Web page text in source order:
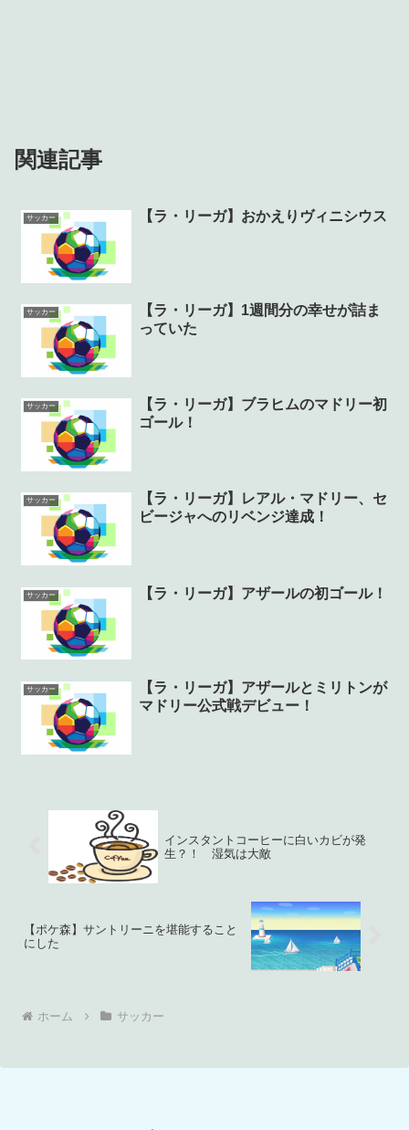
関連記事
サッカー 【ラ・リーガ】おかえりヴィニシウス
サッカー
【ラ・リーガ】1週間分の幸せが詰ま
っていた
サッカー
【ラ・リーガ】ブラヒムのマドリー初
ゴール！
サッカー
【ラ・リーガ】レアル・マドリー、セ
ビージャへのリベンジ達成！
サッカー 【ラ・リーガ】アザールの初ゴール！
サッカー
【ラ・リーガ】アザールとミリトンが
マドリー公式戦デビュー！
インスタントコーヒーに白いカビが発
生？！ 湿気は大敵
【ポケ森】サントリーニを堪能すること
にした
ホーム サッカー